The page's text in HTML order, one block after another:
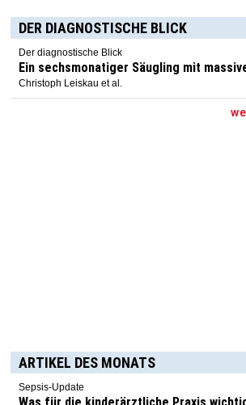
DER DIAGNOSTISCHE BLICK
Der diagnostische Blick
Ein sechsmonatiger Säugling mit
Christoph Leiskau et al.
ARTIKEL DES MONATS
Sepsis-Update